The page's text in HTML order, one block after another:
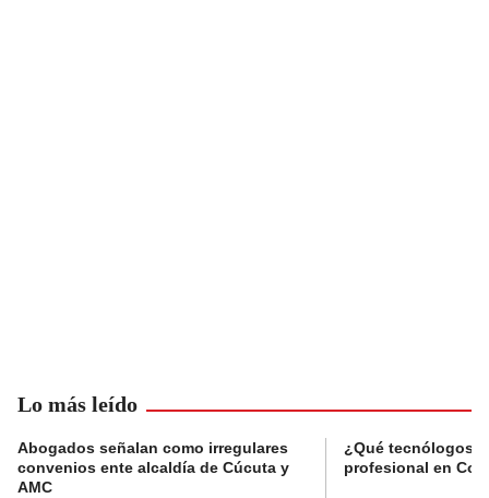
Lo más leído
Abogados señalan como irregulares
convenios ente alcaldía de Cúcuta y
AMC
¿Qué tecnólogos
profesional en